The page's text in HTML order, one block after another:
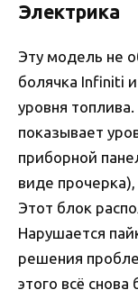
Электрика
Эту модель не
болячка Infiniti
уровня
показывает
приборной
виде
Этот блок
Нарушается
решения
этого всё снова